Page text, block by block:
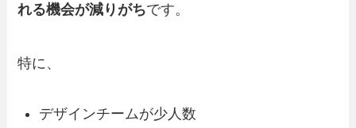
れる機会が減りがちです。
特に、
デザインチームが少人数